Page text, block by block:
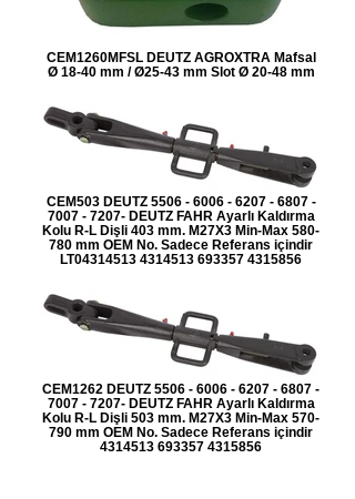
CEM1260MFSL DEUTZ AGROXTRA Mafsal
Ø 18-40 mm / Ø25-43 mm Slot Ø 20-48 mm
CEM503 DEUTZ 5506 - 6006 - 6207 - 6807 -
7007 - 7207- DEUTZ FAHR Ayarlı Kaldırma
Kolu R-L Dişli 403 mm. M27X3 Min-Max 580-
780 mm OEM No. Sadece Referans içindir
LT04314513 4314513 693357 4315856
CEM1262 DEUTZ 5506 - 6006 - 6207 - 6807 -
7007 - 7207- DEUTZ FAHR Ayarlı Kaldırma
Kolu R-L Dişli 503 mm. M27X3 Min-Max 570-
790 mm OEM No. Sadece Referans içindir
4314513 693357 4315856